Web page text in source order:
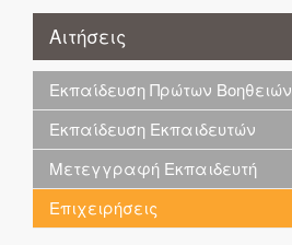
Αιτήσεις
Εκπαίδευση Πρώτων Βοηθειών
Εκπαίδευση Εκπαιδευτών
Μετεγγραφή Εκπαιδευτή
Επιχειρήσεις